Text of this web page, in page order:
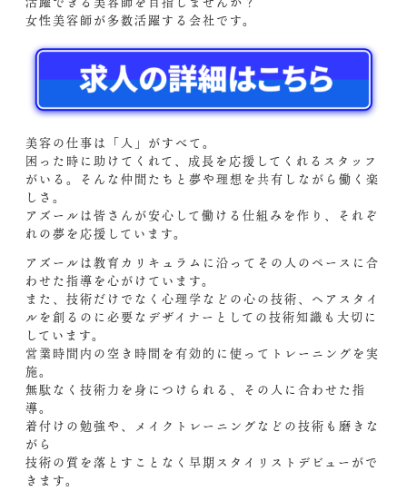
女性美容師が多数活躍する会社です。
美容の仕事は「人」がすべて。
困った時に助けてくれて、成長を応援してくれるスタッフ
がいる。そんな仲間たちと夢や理想を共有しながら働く楽
しさ。
アズールは皆さんが安心して働ける仕組みを作り、それぞ
れの夢を応援しています。
アズールは教育カリキュラムに沿ってその人のペースに合
わせた指導を心がけています。
また、技術だけでなく心理学などの心の技術、ヘアスタイ
ルを創るのに必要なデザイナーとしての技術知識も大切に
しています。
営業時間内の空き時間を有効的に使ってトレーニングを実
施。
無駄なく技術力を身につけられる、その人に合わせた指
導。
着付けの勉強や、メイクトレーニングなどの技術も磨きな
がら
技術の質を落とすことなく早期スタイリストデビューがで
きます。